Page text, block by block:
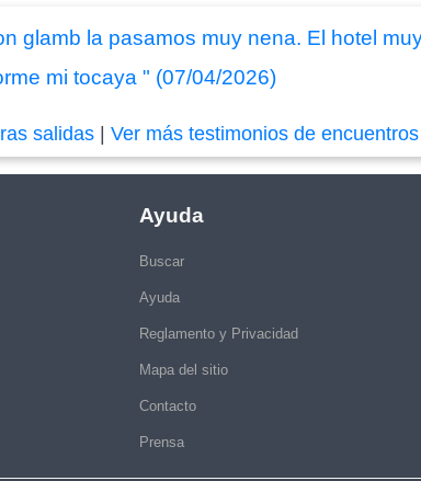
glamb la pasamos muy nena. El hotel
mi tocaya " (07/04/2026)
salidas |Ver más testimonios de
Ayuda
Buscar
Ayuda
Reglamento y Privacidad
Mapa del sitio
Contacto
Prensa